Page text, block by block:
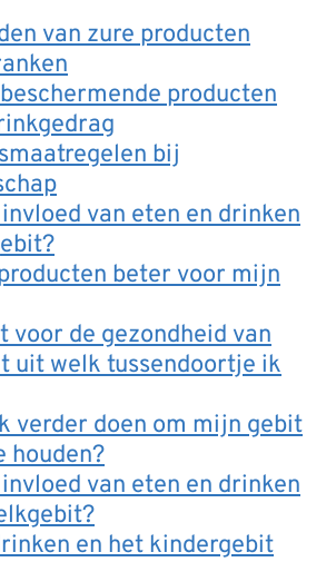
van zure producten
producten
bij
van eten en drinken
beter voor mijn
voor de gezondheid van
uit welk tussendoortje ik
verder doen om mijn gebit
houden?
van eten en drinken
en het kindergebit